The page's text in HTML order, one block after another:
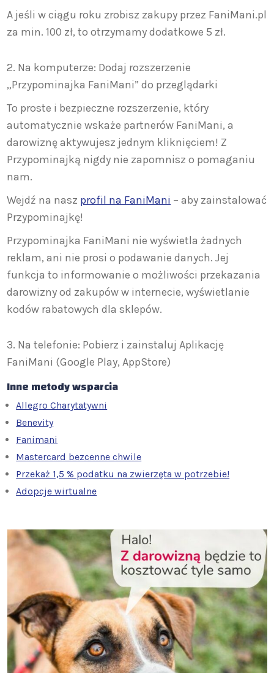
A jeśli w ciągu roku zrobisz zakupy przez FaniMani.pl
za min. 100 zł, to otrzymamy dodatkowe 5 zł.
2. Na komputerze: Dodaj rozszerzenie
„Przypominajka FaniMani” do przeglądarki
To proste i bezpieczne rozszerzenie, który
automatycznie wskaże partnerów FaniMani, a
darowiznę aktywujesz jednym kliknięciem! Z
Przypominajką nigdy nie zapomnisz o pomaganiu
nam.
Wejdź na nasz profil na FaniMani – aby zainstalować
Przypominajkę!
Przypominajka FaniMani nie wyświetla żadnych
reklam, ani nie prosi o podawanie danych. Jej
funkcja to informowanie o możliwości przekazania
darowizny od zakupów w internecie, wyświetlanie
kodów rabatowych dla sklepów.
3. Na telefonie: Pobierz i zainstaluj Aplikację
FaniMani (Google Play, AppStore)
Inne metody wsparcia
Allegro Charytatywni
Benevity
Fanimani
Mastercard bezcenne chwile
Przekaż 1,5 % podatku na zwierzęta w potrzebie!
Adopcje wirtualne